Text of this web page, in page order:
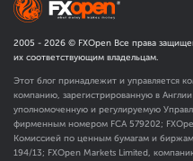
2005 - 2026 © FXOpen Все права
их соответствующим владельцам.
Этот блог принадлежит и управляется
компанию, зарегистрированную в
уполномоченную и регулируемую
фирменным номером FCA 579202;
Комиссией по ценным бумагам и
194/13; FXOpen Markets Limited,